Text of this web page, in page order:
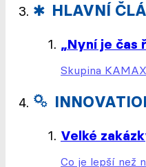
HLAVNÍ
„Nyní je čas
Skupina KAMAX
Velké
Co je lepší než